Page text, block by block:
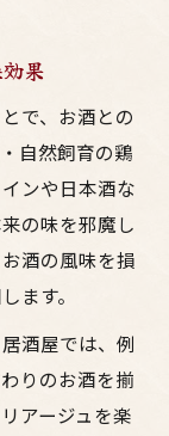
果
で、お酒との
自然飼育の鶏
ンや日本酒な
の味を邪魔し
酒の風味を損
ます。
酒屋では、例
りのお酒を揃
アージュを楽